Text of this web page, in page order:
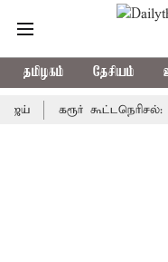
தமிழகம் தேசியம்
கரூர் கூட்டநெரிசல்: